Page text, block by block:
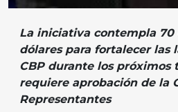
La iniciativa contempla
dólares para fortalecer las
CBP durante los próximos
requiere aprobación de la
Representantes